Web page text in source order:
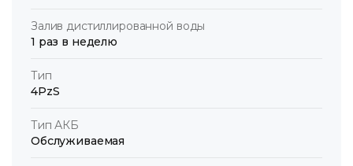
Залив дистиллированной воды
1 раз в неделю
Тип
4PzS
Тип АКБ
Обслуживаемая